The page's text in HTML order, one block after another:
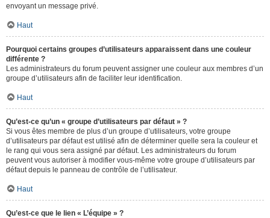
envoyant un message privé.
Haut
Pourquoi certains groupes d’utilisateurs apparaissent dans une couleur
différente ?
Les administrateurs du forum peuvent assigner une couleur aux membres d’un
groupe d’utilisateurs afin de faciliter leur identification.
Haut
Qu’est-ce qu’un « groupe d’utilisateurs par défaut » ?
Si vous êtes membre de plus d’un groupe d’utilisateurs, votre groupe
d’utilisateurs par défaut est utilisé afin de déterminer quelle sera la couleur et
le rang qui vous sera assigné par défaut. Les administrateurs du forum
peuvent vous autoriser à modifier vous-même votre groupe d’utilisateurs par
défaut depuis le panneau de contrôle de l’utilisateur.
Haut
Qu’est-ce que le lien « L’équipe » ?